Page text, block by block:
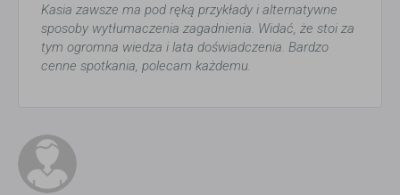
Kasia zawsze ma pod ręką przykłady i alternatywne
sposoby wytłumaczenia zagadnienia. Widać, że stoi za
tym ogromna wiedza i lata doświadczenia. Bardzo
cenne spotkania, polecam każdemu.